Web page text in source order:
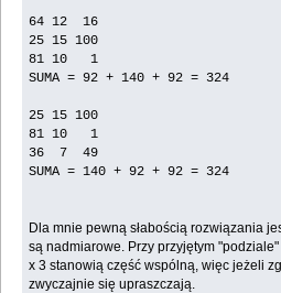
64 12 16
25 15 100
81 10 1
SUMA = 92 + 140 + 92 = 324
25 15 100
81 10 1
36 7 49
SUMA = 140 + 92 + 92 = 324
Dla mnie pewną słabością rozwiązania
są nadmiarowe. Przy przyjętym
x 3 stanowią część wspólną, więc jeżeli
zwyczajnie się upraszczają.